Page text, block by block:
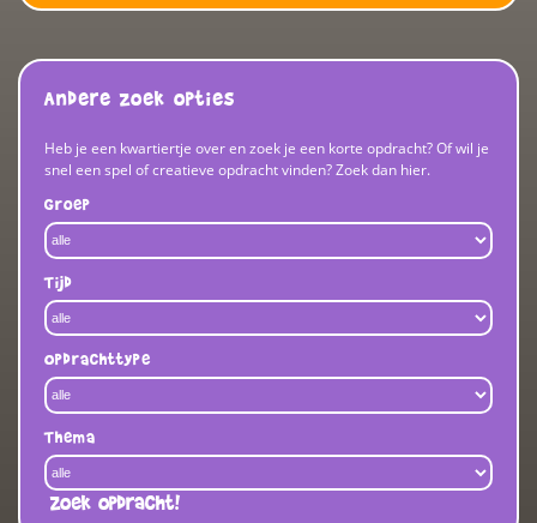
Andere zoek opties
Heb je een kwartiertje over en zoek je een korte opdracht? Of wil je
snel een spel of creatieve opdracht vinden? Zoek dan hier.
Groep
Tijd
Opdrachttype
Thema
Zoek opdracht!